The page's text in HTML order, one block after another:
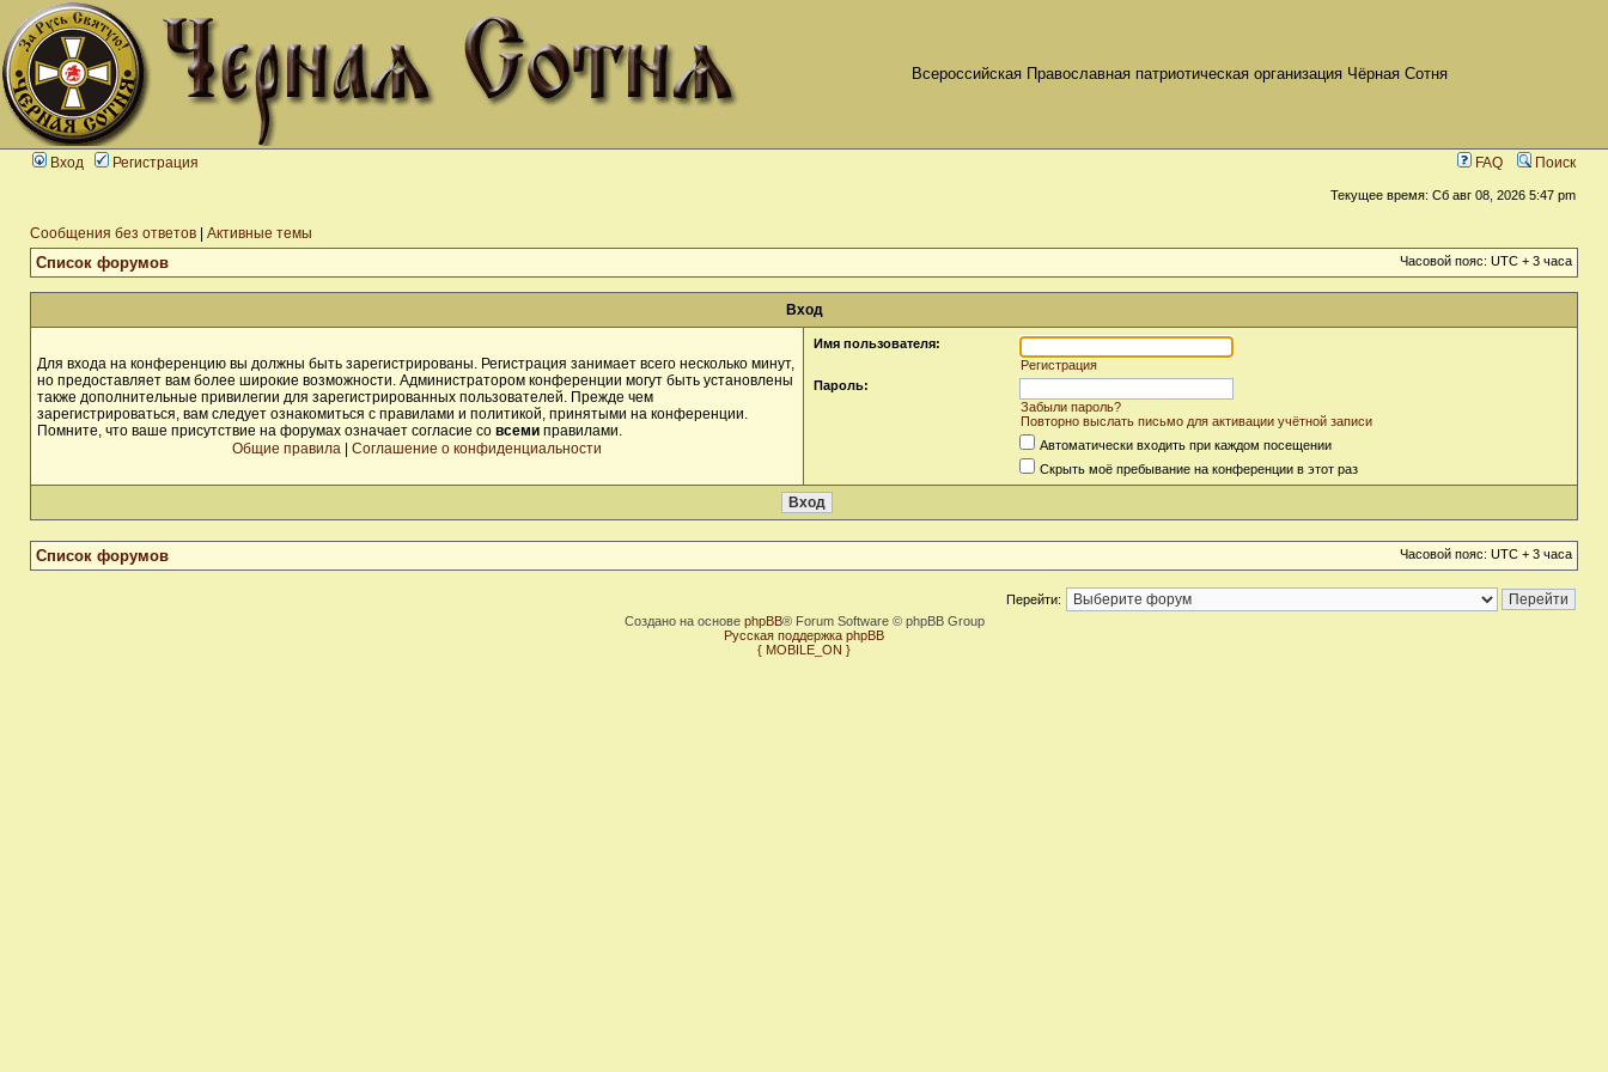
Всероссийская Православная патриотическая организация Чёрная Сотня
Вход Регистрация FAQ Поиск
Текущее время: Сб авг 08, 2026 5:47 pm
Сообщения без ответов Активные темы
Список форумов Часовой пояс: UTC + 3 часа
Вход
Для входа на конференцию вы должны быть зарегистрированы. Регистрация занимает всего несколько минут,
но предоставляет вам более широкие возможности. Администратором конференции могут быть установлены
также дополнительные привилегии для зарегистрированных пользователей. Прежде чем
зарегистрироваться, вам следует ознакомиться с правилами и политикой, принятыми на конференции.
Помните, что ваше присутствие на форумах означает согласие со всеми правилами.
Общие правила
Соглашение о конфиденциальности
Имя пользователя:
Регистрация
Пароль:
Забыли пароль?
Повторно выслать письмо для активации учётной записи
Автоматически входить при каждом посещении
Скрыть моё пребывание на конференции в этот раз
Список форумов Часовой пояс: UTC + 3 часа
Перейти:
Создано на основе phpBB® Forum Software © phpBB Group
Русская поддержка phpBB
{ MOBILE_ON }